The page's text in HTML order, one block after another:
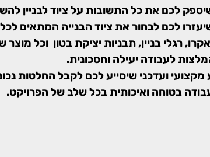
לכם את כל התשובות על ציוד לבניין
לכם לבחור את ציוד הבנייה המתאים לכל
רגלי בניין, תבניות יציקת בטון וכל
לעבודה יעילה וחסכונית.
ועדכני שיסייע לכם לקבל החלטות
בטוחה ואיכותית בכל שלב של הפרויקט.